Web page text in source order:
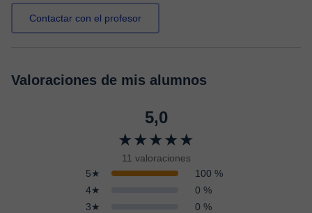
Contactar con el profesor
Valoraciones de mis alumnos
5,0
★★★★★
11 valoraciones
5★
100 %
4★
0 %
3★
0 %